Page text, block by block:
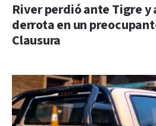
River perdió ante Tigre y
derrota en un
Clausura